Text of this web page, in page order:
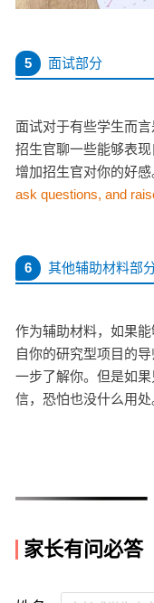
5 面试部分
面试对于有些学生而言
招生官聊一些能够表
增加招生官对你的好感
ask questions, and
6 其他辅助材料部
作为辅助材料，如果
自你的研究型项目的
一步了解你。但是如
信，恐怕也没什么用处
家长有问必答